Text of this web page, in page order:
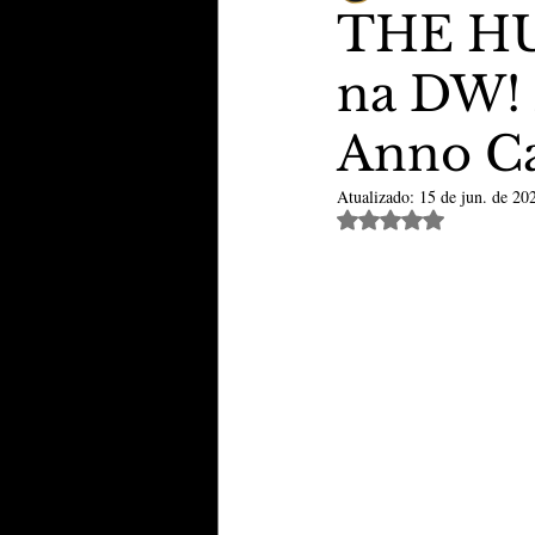
TheVipClubBusiness
Educação & Tecnologia
THE
na DW!
Anno
Atualizado: 15 de jun. de
Avaliado com NaN de